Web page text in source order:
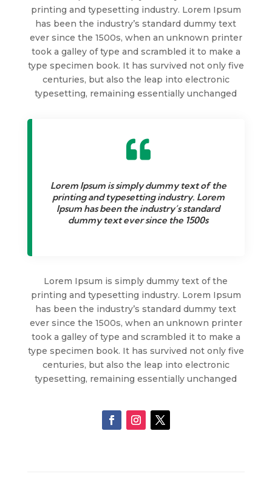
printing and typesetting industry. Lorem Ipsum
has been the industry’s standard dummy text
ever since the 1500s, when an unknown printer
took a galley of type and scrambled it to make a
type specimen book. It has survived not only five
centuries, but also the leap into electronic
typesetting, remaining essentially unchanged

Lorem Ipsum is simply dummy text of the
printing and typesetting industry. Lorem
Ipsum has been the industry’s standard
dummy text ever since the 1500s
Lorem Ipsum is simply dummy text of the
printing and typesetting industry. Lorem Ipsum
has been the industry’s standard dummy text
ever since the 1500s, when an unknown printer
took a galley of type and scrambled it to make a
type specimen book. It has survived not only five
centuries, but also the leap into electronic
typesetting, remaining essentially unchanged